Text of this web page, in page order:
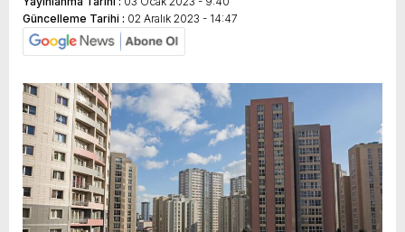
Güncelleme Tarihi : 02 Aralık 2023 - 14:47